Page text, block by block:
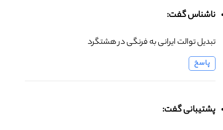
ناشناس گفت:
تبدیل توالت ایرانی به فرنگی در هشتگرد
پاسخ
پشتیبانی گفت: